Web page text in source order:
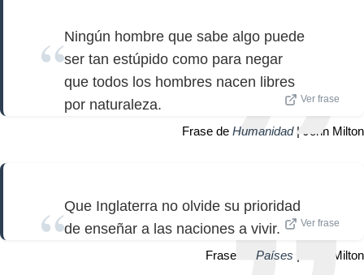
Ningún hombre que sabe algo puede
ser tan estúpido como para negar
que todos los hombres nacen libres
por naturaleza.
Ver frase
Frase de Humanidad| John Milton
Que Inglaterra no olvide su prioridad
de enseñar a las naciones a vivir.
Ver frase
Frase de Países | John Milton